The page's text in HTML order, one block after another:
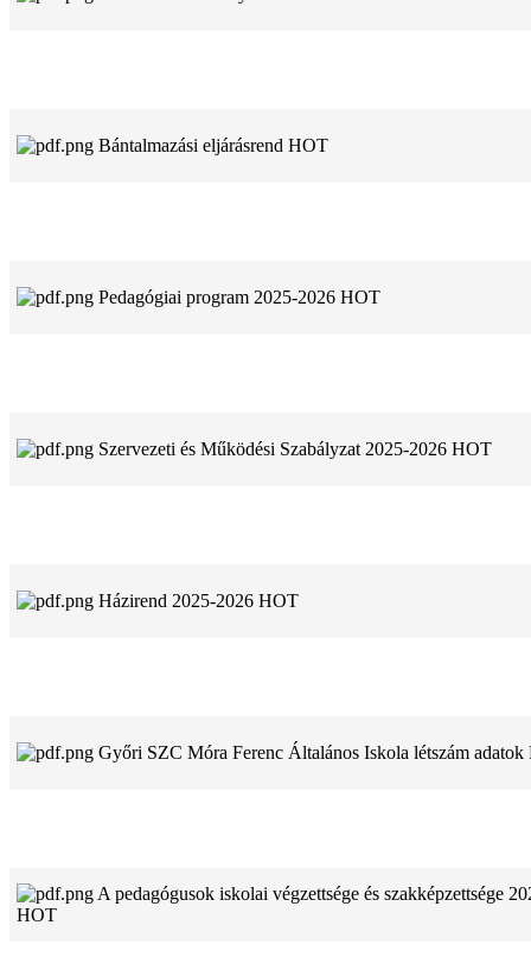
Bántalmazási eljárásrend HOT
Pedagógiai program 2025-2026 HOT
Szervezeti és Működési Szabályzat 2025-2026 HOT
Házirend 2025-2026 HOT
Győri SZC Móra Ferenc Általános Iskola létszám adatok
A pedagógusok iskolai végzettsége és szakképzettsége
HOT